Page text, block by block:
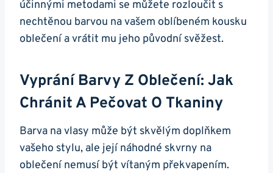
účinnými metodami se můžete rozloučit s
nechtěnou barvou na vašem oblíbeném kousku
oblečení a vrátit mu jeho původní svěžest.
Vyprání Barvy Z Oblečení: Jak
Chránit A Pečovat O Tkaniny
Barva na vlasy může být skvělým doplňkem
vašeho stylu, ale její náhodné skvrny na
oblečení nemusí být vítaným překvapením.